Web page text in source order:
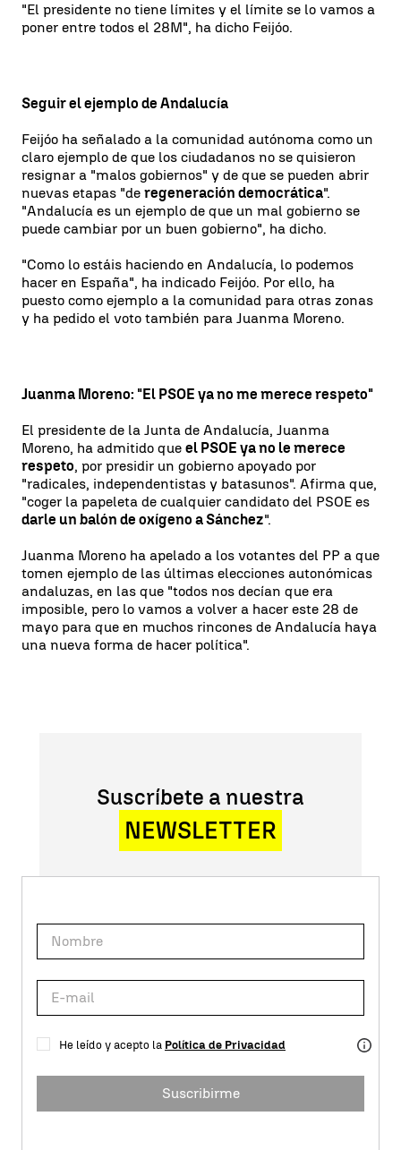
"El presidente no tiene límites y el límite se lo vamos a
poner entre todos el 28M", ha dicho Feijóo.
Seguir el ejemplo de Andalucía
Feijóo ha señalado a la comunidad autónoma como un
claro ejemplo de que los ciudadanos no se quisieron
resignar a "malos gobiernos" y de que se pueden abrir
nuevas etapas "de regeneración democrática".
"Andalucía es un ejemplo de que un mal gobierno se
puede cambiar por un buen gobierno", ha dicho.
"Como lo estáis haciendo en Andalucía, lo podemos
hacer en España", ha indicado Feijóo. Por ello, ha
puesto como ejemplo a la comunidad para otras zonas
y ha pedido el voto también para Juanma Moreno.
Juanma Moreno: "El PSOE ya no me merece respeto"
El presidente de la Junta de Andalucía, Juanma
Moreno, ha admitido que el PSOE ya no le merece
respeto, por presidir un gobierno apoyado por
"radicales, independentistas y batasunos". Afirma que,
"coger la papeleta de cualquier candidato del PSOE es
darle un balón de oxígeno a Sánchez".
Juanma Moreno ha apelado a los votantes del PP a que
tomen ejemplo de las últimas elecciones autonómicas
andaluzas, en las que "todos nos decían que era
imposible, pero lo vamos a volver a hacer este 28 de
mayo para que en muchos rincones de Andalucía haya
una nueva forma de hacer política".
Suscríbete a nuestra
NEWSLETTER
He leído y acepto la Política de Privacidad
Suscribirme